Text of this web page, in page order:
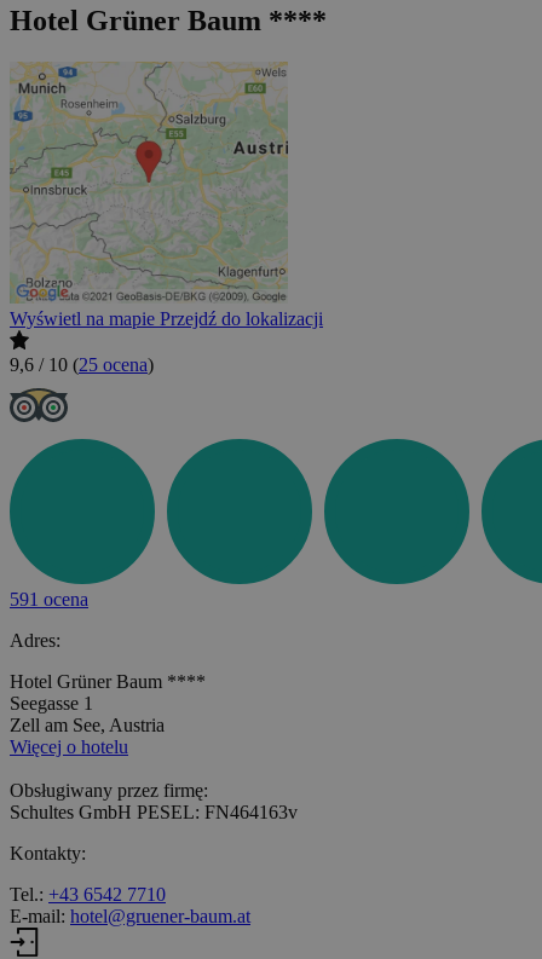
Hotel Grüner Baum ****
Wyświetl na mapie Przejdź do lokalizacji
9,6 / 10 (25 ocena)
591 ocena
Adres:
Hotel Grüner Baum ****
Seegasse 1
Zell am See, Austria
Więcej o hotelu
Obsługiwany przez firmę:
Schultes GmbH PESEL: FN464163v
Kontakty:
Tel.: +43 6542 7710
E-mail: hotel@gruener-baum.at